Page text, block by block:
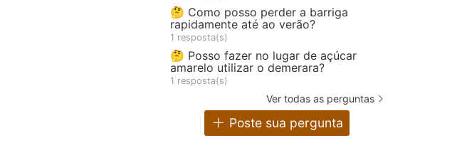
🤔 Como posso perder a barriga
rapidamente até ao verão?
1 resposta(s)
🤔 Posso fazer no lugar de açúcar
amarelo utilizar o demerara?
1 resposta(s)
Ver todas as perguntas
Poste sua pergunta